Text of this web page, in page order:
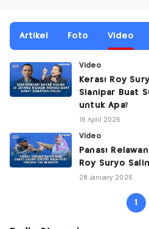
Artikel Foto Video
Video
Keras! Roy
Sianipar Buat
untuk Apa?
16 April 2026
Video
Panas!
Roy Suryo
28 January 2026
1